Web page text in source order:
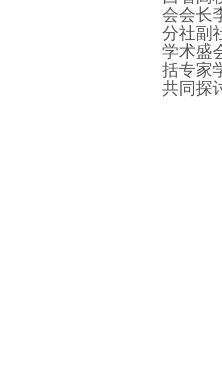
会会长
分社副
学术盛
括专家
共同探